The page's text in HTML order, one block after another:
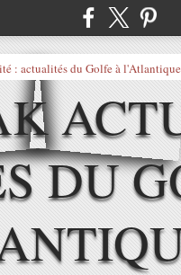
DU